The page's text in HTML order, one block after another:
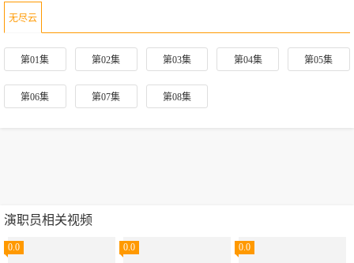
无尽云
第01集 第02集 第03集 第04集 第05集
第06集 第07集 第08集
演职员相关视频
0.0 0.0 0.0